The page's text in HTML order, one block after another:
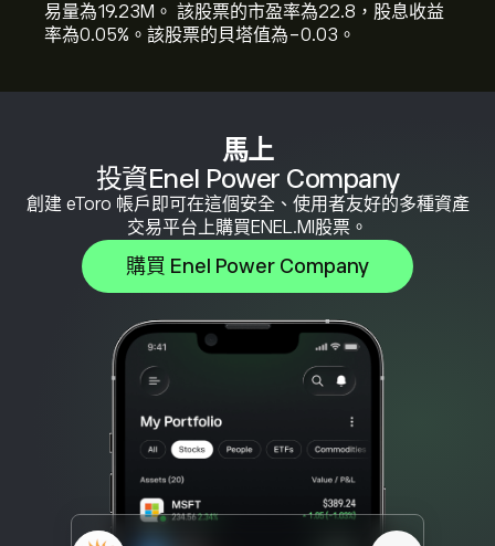
馬上
投資Enel Power Company
創建 eToro 帳戶即可在這個安全、使用者友好的多種資產
交易平台上購買ENEL.MI股票。
購買 Enel Power Company
易量為19.23M。 該股票的市盈率為22.8，股息收益
率為0.05%。該股票的貝塔值為-0.03。